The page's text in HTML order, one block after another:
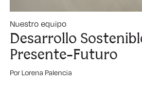
Nuestro equipo
Desarrollo
Presente-Futuro
Por Lorena Palencia